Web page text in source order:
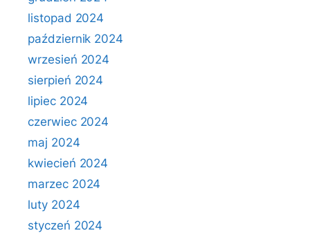
listopad 2024
październik 2024
wrzesień 2024
sierpień 2024
lipiec 2024
czerwiec 2024
maj 2024
kwiecień 2024
marzec 2024
luty 2024
styczeń 2024